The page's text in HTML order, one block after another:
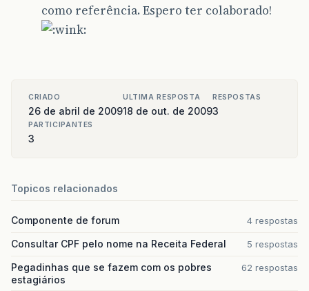
como referência. Espero ter colaborado!
CRIADO
26 de abril de 2009
ULTIMA RESPOSTA
18 de out. de 2009
RESPOSTAS
3
PARTICIPANTES
3
Topicos relacionados
Componente de forum 4 respostas
Consultar CPF pelo nome na Receita Federal 5 respostas
Pegadinhas que se fazem com os pobres
estagiários
62 respostas